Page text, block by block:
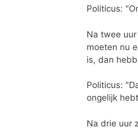
Politicus:
Na twee
moeten nu
is, dan
Politicus:
ongelijk
Na drie uur